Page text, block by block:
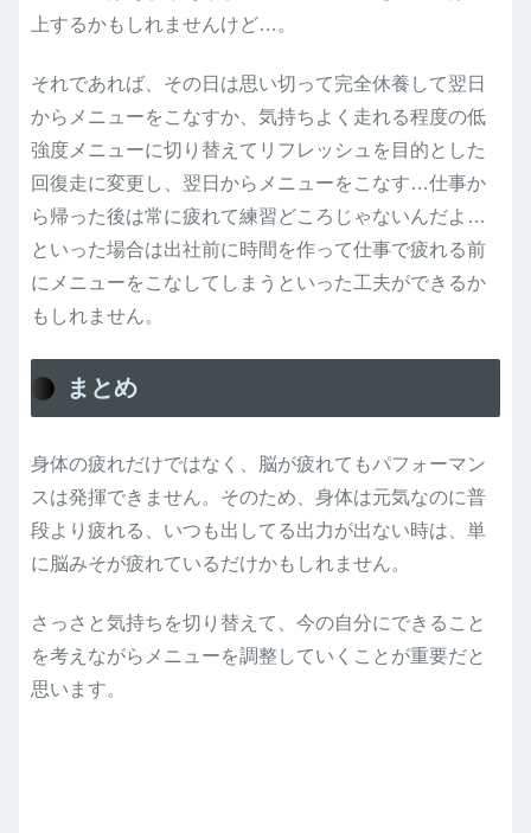
上するかもしれませんけど…。
それであれば、その日は思い切って完全休養して翌日
からメニューをこなすか、気持ちよく走れる程度の低
強度メニューに切り替えてリフレッシュを目的とした
回復走に変更し、翌日からメニューをこなす…仕事か
ら帰った後は常に疲れて練習どころじゃないんだよ…
といった場合は出社前に時間を作って仕事で疲れる前
にメニューをこなしてしまうといった工夫ができるか
もしれません。
まとめ
身体の疲れだけではなく、脳が疲れてもパフォーマン
スは発揮できません。そのため、身体は元気なのに普
段より疲れる、いつも出してる出力が出ない時は、単
に脳みそが疲れているだけかもしれません。
さっさと気持ちを切り替えて、今の自分にできること
を考えながらメニューを調整していくことが重要だと
思います。